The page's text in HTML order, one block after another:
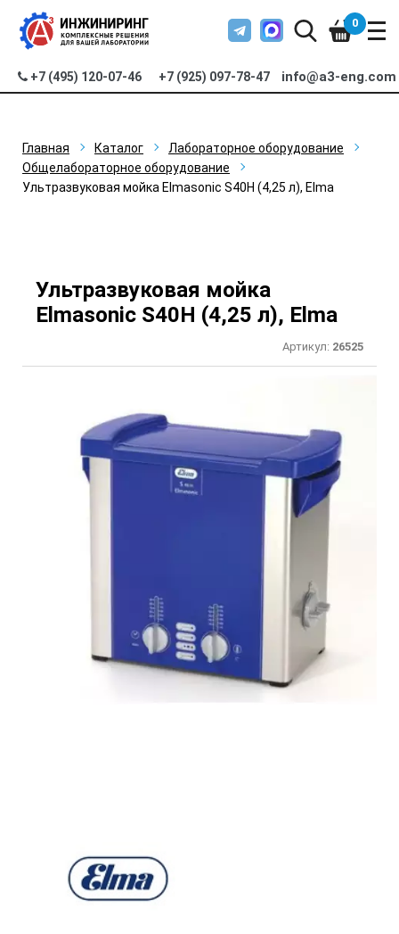
+7 (495) 120-07-46 +7 (925) 097-78-47 info@a3-eng.com
0
Главная Каталог
Лабораторное оборудование
Общелабораторное оборудование
Ультразвуковая мойка Elmasonic S40H (4,25 л), Elma
Ультразвуковая мойка
Elmasonic S40H (4,25 л), Elma
Артикул: 26525